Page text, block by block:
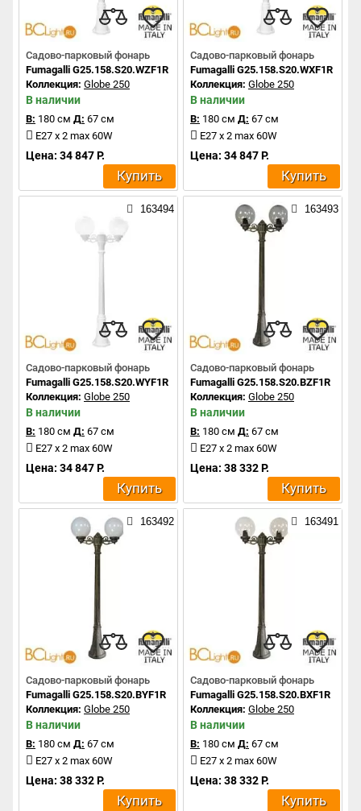
Садово-парковый фонарь
Fumagalli G25.158.S20.WZF1R
Коллекция: Globe 250
В наличии
В: 180 см Д: 67 см
E27 x 2 max 60W
Цена: 34 847 Р.
Купить
Садово-парковый фонарь
Fumagalli G25.158.S20.WXF1R
Коллекция: Globe 250
В наличии
В: 180 см Д: 67 см
E27 x 2 max 60W
Цена: 34 847 Р.
Купить
163494
Садово-парковый фонарь
Fumagalli G25.158.S20.WYF1R
Коллекция: Globe 250
В наличии
В: 180 см Д: 67 см
E27 x 2 max 60W
Цена: 34 847 Р.
Купить
163493
Садово-парковый фонарь
Fumagalli G25.158.S20.BZF1R
Коллекция: Globe 250
В наличии
В: 180 см Д: 67 см
E27 x 2 max 60W
Цена: 38 332 Р.
Купить
163492
Садово-парковый фонарь
Fumagalli G25.158.S20.BYF1R
Коллекция: Globe 250
В наличии
В: 180 см Д: 67 см
E27 x 2 max 60W
Цена: 38 332 Р.
Купить
163491
Садово-парковый фонарь
Fumagalli G25.158.S20.BXF1R
Коллекция: Globe 250
В наличии
В: 180 см Д: 67 см
E27 x 2 max 60W
Цена: 38 332 Р.
Купить